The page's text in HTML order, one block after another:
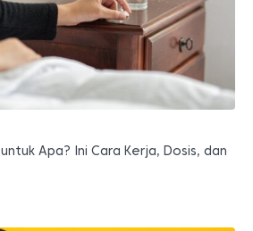
Apa? Ini Cara Kerja, Dosis, dan